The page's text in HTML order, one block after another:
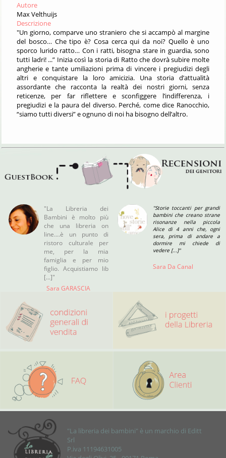
Autore
Max Velthuijs
Descrizione
"Un giorno, comparve uno straniero che si accampò al margine
del bosco… Che tipo è? Cosa cerca qui da noi? Quello è uno
sporco lurido ratto… Con i ratti, bisogna stare in guardia, sono
tutti ladri! ...” Inizia così la storia di Ratto che dovrà subire molte
angherie e tante umiliazioni prima di vincere i pregiudizi degli
altri e conquistare la loro amicizia. Una storia d’attualità
assordante che racconta la realtà dei nostri giorni, senza
reticenze, per far riflettere e sconfiggere l’indifferenza, i
pregiudizi e la paura del diverso. Perché, come dice Ranocchio,
“siamo tutti diversi” e ognuno di noi ha bisogno dell’altro.
"La Libreria dei
Bambini è molto più
che una libreria on
line....è un punto di
ristoro culturale per
me, per la mia
famiglia e per mio
figlio. Acquistiamo lib
[...]"
Sara GARASCIA
"Storie toccanti per grandi
bambini che creano strane
risonanze nella piccola
Alice di 4 anni che, ogni
sera, prima di andare a
dormire mi chiede di
vedere [...]"
Sara Da Canal
"La libreria dei bambini" è un marchio di Editt
Srl
P.iva 11194631005